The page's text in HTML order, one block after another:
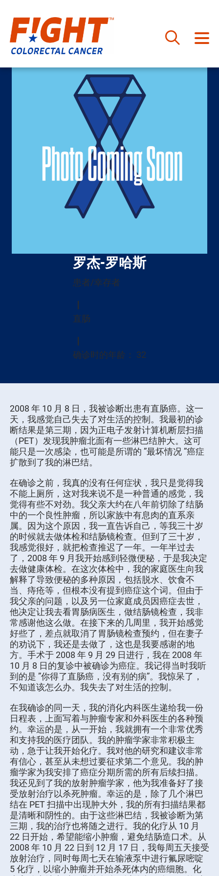
至
罗杰-罗哈斯
患者/幸存者
直肠
确诊时的年龄： 32
2008 年 10 月 8 日，我被诊断出患有直肠癌。这一
天，我感觉自己失去了对生活的控制。我最初的诊
断结果是第三期，因为正电子发射计算机断层扫描
（PET）发现我肿瘤北面有一些淋巴结肿大。这可
能只是一次感染，也可能是所谓的 ”最坏情况 ”癌症
扩散到了我的淋巴结。
在确诊之前，我真的没有任何症状，我只是觉得我
不能上厕所，这对我来说不是一种普通的感觉，我
觉得有些不对劲。我父亲大约在八年前切除了结肠
中的一个良性肿瘤，所以家族中有息肉的直系亲
属。因为这个原因，我一直告诉自己，等我三十岁
的时候就去做体检和结肠镜检查。但到了三十岁，
我感觉很好，就把检查推迟了一年。一年半过去
了，2008 年 9 月我开始感到轻微便秘，于是我决定
去做健康体检。在这次体检中，我的家庭医生向我
解释了导致便秘的多种原因，包括脱水、饮食不
当、痔疮等，但根本没有提到癌症这个词。但由于
我父亲的问题，以及另一位家庭成员因癌症去世，
他决定让我去看胃肠病医生，做结肠镜检查，我非
常感谢他这么做。在接下来的几周里，我开始感觉
好些了，差点就取消了胃肠镜检查预约，但在妻子
的劝说下，我还是去做了，这也是我要感谢的地
方。手术于 2008 年 9 月 29 日进行，我在 2008 年
10 月 8 日的复诊中被确诊为癌症。我记得当时我听
到的是 ”你得了直肠癌，没有别的病”。我惊呆了，
不知道该怎么办。我失去了对生活的控制。
在我确诊的同一天，我的消化内科医生递给我一份
日程表，上面写着与肿瘤专家和外科医生的各种预
约。幸运的是，从一开始，我就拥有一个非常优秀
和支持我的医疗团队。我的肿瘤学家非常积极主
动，急于让我开始化疗。我对他的研究和建议非常
有信心，甚至从未想过要征求第二个意见。我的肿
瘤学家为我安排了癌症分期所需的所有后续扫描。
我还见到了我的放射肿瘤学家，他为我准备好了接
受放射治疗以杀死肿瘤。幸运的是，除了几个淋巴
结在 PET 扫描中出现肿大外，我的所有扫描结果都
是清晰和阴性的。由于这些淋巴结，我被诊断为第
三期，我的治疗也将随之进行。我的化疗从 10 月
22 日开始，希望能缩小肿瘤，避免结肠造口术。从
2008 年 10 月 22 日到 12 月 17 日，我每周五天接受
放射治疗，同时每周七天在输液泵中进行氟尿嘧啶
5 化疗，以缩小肿瘤并开始杀死体内的癌细胞。化